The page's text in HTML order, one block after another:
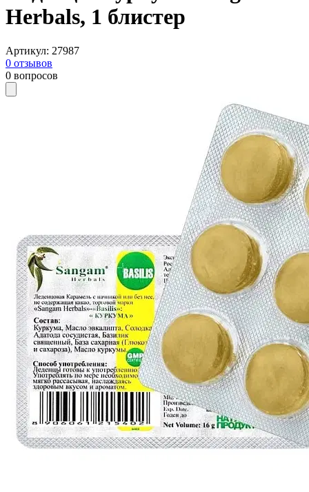
Herbals, 1 блистер
Артикул: 27987
0 отзывов
0 вопросов